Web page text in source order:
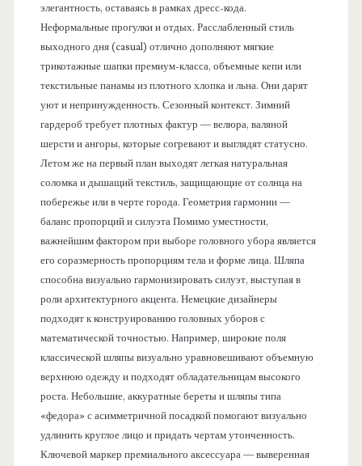
элегантность, оставаясь в рамках дресс-кода.
Неформальные прогулки и отдых. Расслабленный стиль
выходного дня (casual) отлично дополняют мягкие
трикотажные шапки премиум-класса, объемные кепи или
текстильные панамы из плотного хлопка и льна. Они дарят
уют и непринужденность. Сезонный контекст. Зимний
гардероб требует плотных фактур — велюра, валяной
шерсти и ангоры, которые согревают и выглядят статусно.
Летом же на первый план выходят легкая натуральная
соломка и дышащий текстиль, защищающие от солнца на
побережье или в черте города. Геометрия гармонии —
баланс пропорций и силуэта Помимо уместности,
важнейшим фактором при выборе головного убора является
его соразмерность пропорциям тела и форме лица. Шляпа
способна визуально гармонизировать силуэт, выступая в
роли архитектурного акцента. Немецкие дизайнеры
подходят к конструированию головных уборов с
математической точностью. Например, широкие поля
классической шляпы визуально уравновешивают объемную
верхнюю одежду и подходят обладательницам высокого
роста. Небольшие, аккуратные береты и шляпы типа
«федора» с асимметричной посадкой помогают визуально
удлинить круглое лицо и придать чертам утонченность.
Ключевой маркер премиального аксессуара — выверенная